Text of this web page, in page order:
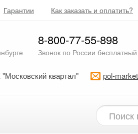
Гарантии Как заказать и оплатить?
8-800-77-55-898
Звонок по России бесплатный
квартал" pol-